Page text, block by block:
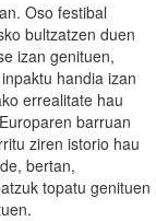
Oso festibal
bultzatzen duen
izan genituen,
handia izan
errealitate hau
barruan
ziren istorio hau
bertan,
topatu genituen